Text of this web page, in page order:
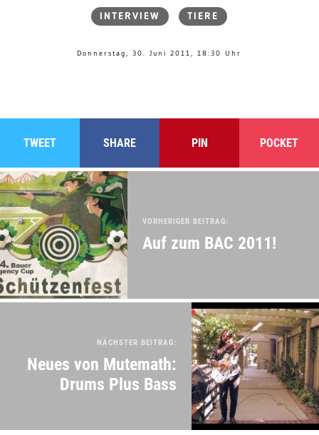
INTERVIEW TIERE
Donnerstag, 30. Juni 2011, 18:30 Uhr
TWEET SHARE PIN POCKET
VORHERIGER BEITRAG:
Auf zum BAC 2011!
NÄCHSTER BEITRAG:
Neues von Mutemath:
Drums Plus Bass